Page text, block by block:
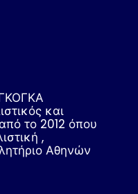
και
το 2012 όπου
,
Αθηνών